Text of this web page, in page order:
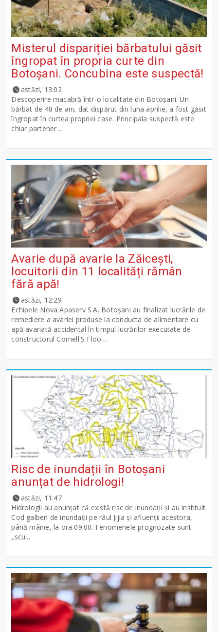
Misterul dispariției bărbatului găsit
îngropat în propria curte din
Botoșani. Concubina este suspectă!
astăzi, 13:02
Descoperire macabră într-o localitate din Botoșani. Un
bărbat de 48 de ani, dat dispărut din luna aprilie, a fost găsit
îngropat în curtea propriei case. Principala suspectă este
chiar partener...
Avarie după avarie la Zăicești,
locuitorii din 11 localități rămân
fără apă!
astăzi, 12:29
Echipele Nova Apaserv S.A. Botoșani au finalizat lucrările de
remediere a avariei produse la conducta de alimentare cu
apă avariată accidental în timpul lucrărilor executate de
constructorul Cornell'S Floo...
Risc de inundații în Botoșani
anunțat de hidrologi!
astăzi, 11:47
Hidrologii au anunțat că există risc de inundații și au instituit
Cod galben de inundații pe râul Jijia și afluenții acestora,
până mâine, la ora 09:00. Fenomenele prognozate sunt
„scu...